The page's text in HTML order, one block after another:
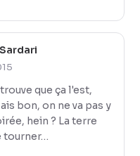
que ça l'est,
bon, on ne va pas y
hein ? La terre
tourner…